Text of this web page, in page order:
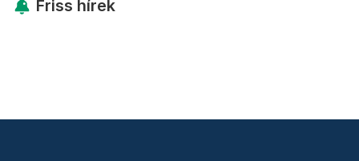
Friss hírek